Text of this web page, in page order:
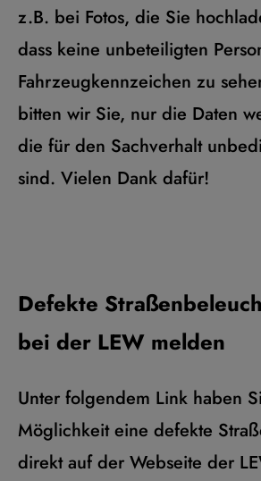
z.B. bei Fotos, die Sie
dass keine unbeteiligten
Fahrzeugkennzeichen zu
bitten wir Sie, nur die Daten
die für den Sachverhalt
sind. Vielen Dank dafür!
Defekte
bei der LEW melden
Unter folgendem Link haben
Möglichkeit eine defekte
direkt auf der Webseite der